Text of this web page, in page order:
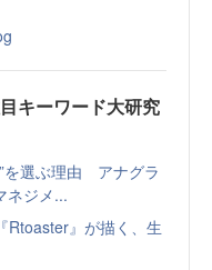
キーワード大研究
を選ぶ理由 アナグラ
ネジメ...
Rtoaster』が描く、生